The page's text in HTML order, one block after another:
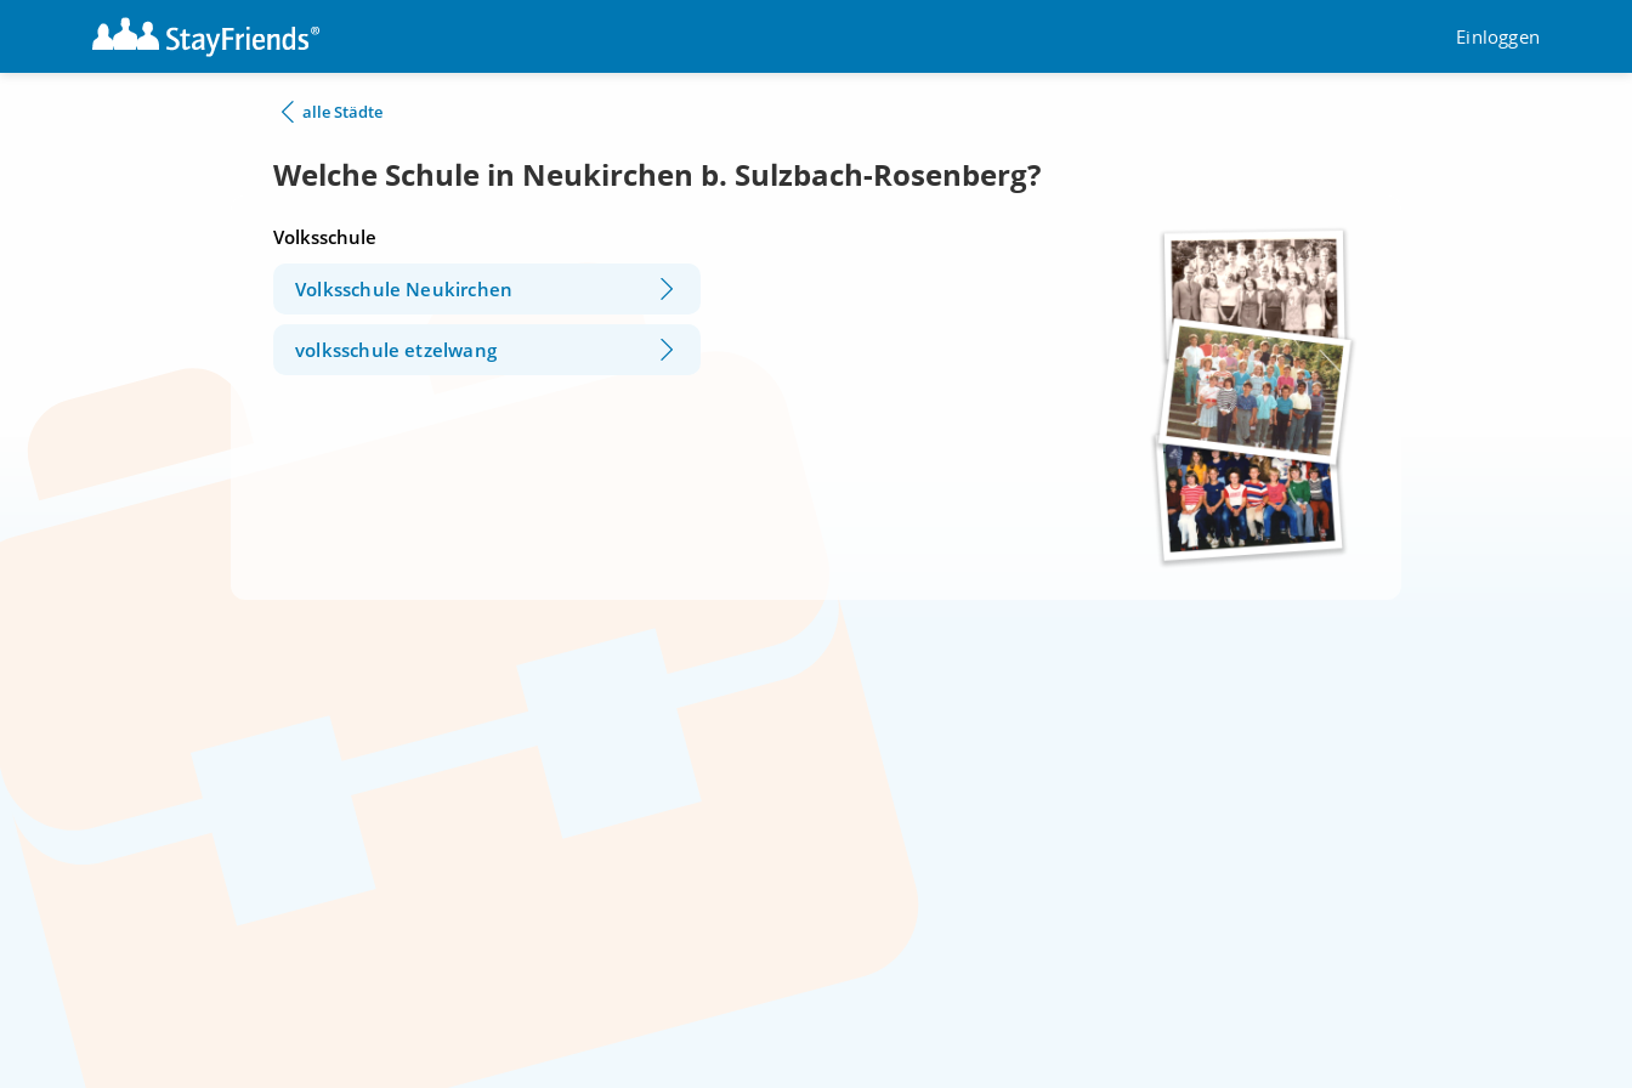
Einloggen
alle Städte
Welche Schule in Neukirchen b. Sulzbach-Rosenberg?
Volksschule
Volksschule Neukirchen
volksschule etzelwang